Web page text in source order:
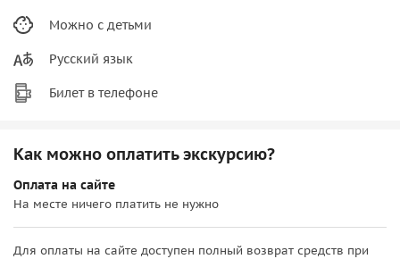
Можно с детьми
Русский язык
Билет в телефоне
Как можно оплатить экскурсию?
Оплата на сайте
На месте ничего платить не нужно
Для оплаты на сайте доступен полный возврат средств при